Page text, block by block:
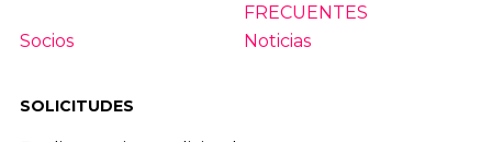
FRECUENTES
Socios
Noticias
SOLICITUDES